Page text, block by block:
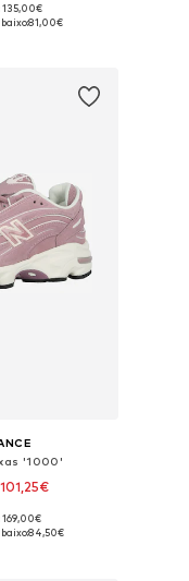
XS, S, M, L, XL
135,00€
81,00€
'1000'
+4
tamanhos
169,00€
84,50€